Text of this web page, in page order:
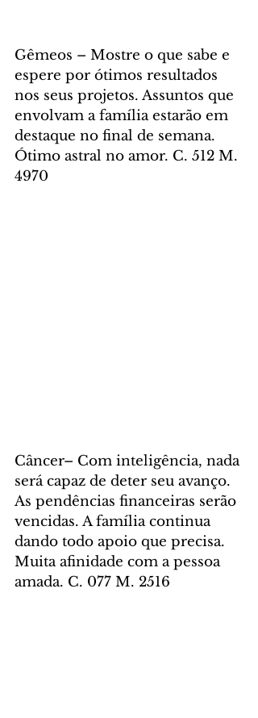
Gêmeos – Mostre o que sabe e
espere por ótimos resultados
nos seus projetos. Assuntos que
envolvam a família estarão em
destaque no final de semana.
Ótimo astral no amor. C. 512 M.
4970
Câncer– Com inteligência, nada
será capaz de deter seu avanço.
As pendências financeiras serão
vencidas. A família continua
dando todo apoio que precisa.
Muita afinidade com a pessoa
amada. C. 077 M. 2516